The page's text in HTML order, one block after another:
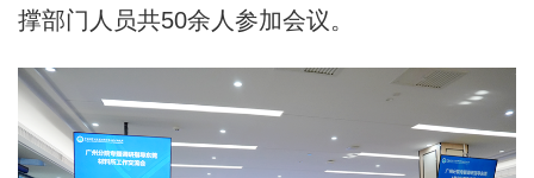
撑部门人员共50余人参加会议。